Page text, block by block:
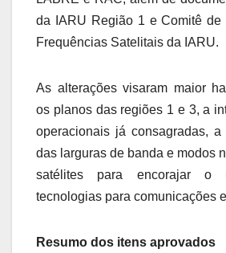
da IARU Região 1 e Comitê de
Frequências Satelitais da IARU.
As alterações visaram maior
os planos das regiões 1 e 3, a
operacionais já consagradas, a
das larguras de banda e modos
satélites para encorajar o
tecnologias para comunicações
Resumo dos itens aprovados